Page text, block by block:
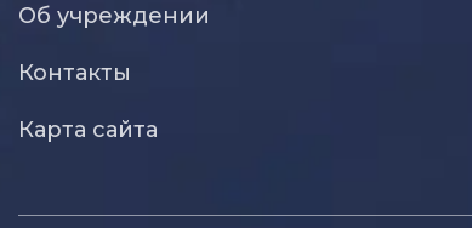
Об учреждении
Контакты
Карта сайта